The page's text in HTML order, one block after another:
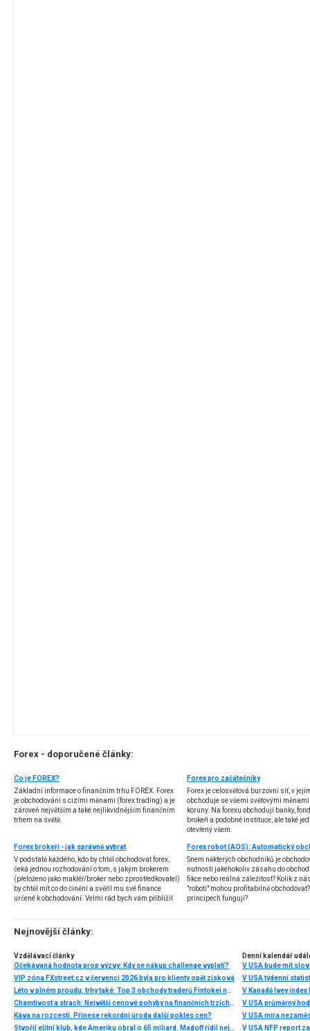
Forex - doporučené články:
Co je FOREX?
Základní informace o finančním trhu FOREX. Forex
je obchodování s cizími měnami (forex trading) a je
zároveň největším a také nejlikvidnějším finančním
trhem na světě.
Forex pro začátečníky
Forex je celosvětová burzovní síť, v
obchoduje se všemi světovými
koruny. Na forexu obchodují banky,
brokeři a podobné instituce, ale také
otevřený všem.
Forex brokeři - jak správně vybrat
V podstatě každého, kdo by chtěl obchodovat forex,
čeká jednou rozhodování o tom, s jakým brokerem
(přeloženo jako makléř/broker nebo zprostředkovatel)
by chtěl mít co do činění a svěřil mu své finance
určené k obchodování. Velmi rád bych vám přiblížil
několik příkladů nejznámějších z nich.
Snem některých obchodníků je
nutnosti jakéhokoliv zásahu do
fikce nebo reálná záležitost? Kolik z
"roboti" mohou profitabilně
principech fungují?
Nejnovější články:
Vzdělávací články
Očekávaná hodnota prop výzvy: Kdy se nákup challenge vyplatí?
VIP zóna FXstreet.cz v červenci 2026 byla pro klienty opět zisková
Léto v plném proudu, trhy také: Top 3 obchody traderů Fintokei na indexech a zlatě
Chamtivost a strach: Největší cenové pohyby na finančních trzích (červenec 2026)
Káva na rozcestí. Přinese rekordní úroda další pokles cen?
Stvořil elitní klub, kde Ameriku obral o 65 miliard. Madoff řídil největší Ponzi dějin
Denní kalendář
V USA bude mít
V USA týdenní
V Kanadě Ivey index
V USA průměrný
V USA míra
V USA NFP report